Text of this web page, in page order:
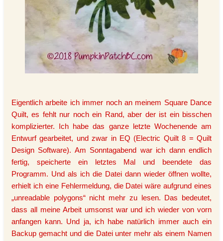
Eigentlich arbeite ich immer noch an meinem Square Dance
Quilt, es fehlt nur noch ein Rand, aber der ist ein bisschen
komplizierter. Ich habe das ganze letzte Wochenende am
Entwurf gearbeitet, und zwar in EQ (Electric Quilt 8 = Quilt
Design Software). Am Sonntagabend war ich dann endlich
fertig, speicherte ein letztes Mal und beendete das
Programm. Und als ich die Datei dann wieder öffnen wollte,
erhielt ich eine Fehlermeldung, die Datei wäre aufgrund eines
„unreadable polygons“ nicht mehr zu lesen. Das bedeutet,
dass all meine Arbeit umsonst war und ich wieder von vorn
anfangen kann. Und ja, ich habe natürlich immer auch ein
Backup gemacht und die Datei unter mehr als einem Namen